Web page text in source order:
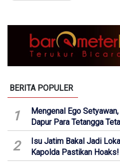
BERITA POPULER
1
Mengenal Ego
Dapur Para Tetangga
2
Isu Jatim Bakal Jadi
Kapolda Pastikan Hoaks!